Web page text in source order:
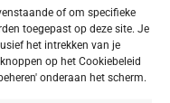
of om specifieke
toegepast op deze site. Je
het intrekken van je
op het Cookiebeleid
onderaan het scherm.
€ 40,00